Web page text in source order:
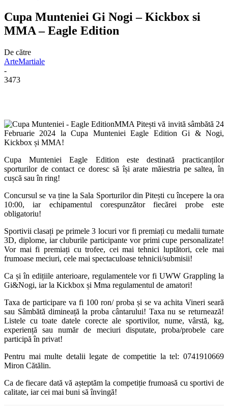
Cupa Munteniei Gi Nogi – Kickbox si
MMA – Eagle Edition
De către
ArteMartiale
-
3473
MMA Pitești vă invită sâmbătă 24
Februarie 2024 la Cupa Munteniei Eagle Edition Gi & Nogi,
Kickbox și MMA!
Cupa Munteniei Eagle Edition este destinată practicanților
sporturilor de contact ce doresc să își arate măiestria pe saltea, în
cușcă sau în ring!
Concursul se va ține la Sala Sporturilor din Pitești cu începere la ora
10:00, iar echipamentul corespunzător fiecărei probe este
obligatoriu!
Sportivii clasați pe primele 3 locuri vor fi premiați cu medalii turnate
3D, diplome, iar cluburile participante vor primi cupe personalizate!
Vor mai fi premiați cu trofee, cei mai tehnici luptători, cele mai
frumoase meciuri, cele mai spectaculoase tehnicii/submisii!
Ca și în edițiile anterioare, regulamentele vor fi UWW Grappling la
Gi&Nogi, iar la Kickbox și Mma regulamentul de amatori!
Taxa de participare va fi 100 ron/ proba și se va achita Vineri seară
sau Sâmbătă dimineață la proba cântarului! Taxa nu se returnează!
Listele cu toate datele corecte ale sportivilor, nume, vârstă, kg,
experiență sau număr de meciuri disputate, proba/probele care
participă în privat!
Pentru mai multe detalii legate de competitie la tel: 0741910669
Miron Cătălin.
Ca de fiecare dată vă așteptăm la competiție frumoasă cu sportivi de
calitate, iar cei mai buni să învingă!